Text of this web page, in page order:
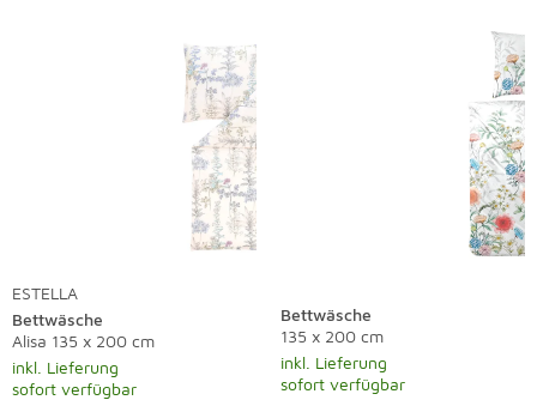
ESTELLA
Bettwäsche
Alisa 135 x 200 cm
inkl. Lieferung
sofort verfügbar
Bettwäsche
135 x 200 cm
inkl. Lieferung
sofort verfügbar